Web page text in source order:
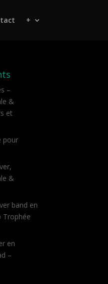
+
–
&
et
pour
&
band en
Trophée
en
–